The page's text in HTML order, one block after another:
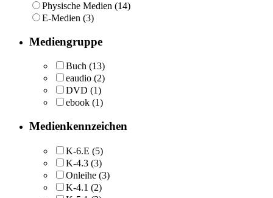
Physische Medien (14)
E-Medien (3)
Mediengruppe
Buch (13)
eaudio (2)
DVD (1)
ebook (1)
Medienkennzeichen
K-6.E (5)
K-4.3 (3)
Onleihe (3)
K-4.1 (2)